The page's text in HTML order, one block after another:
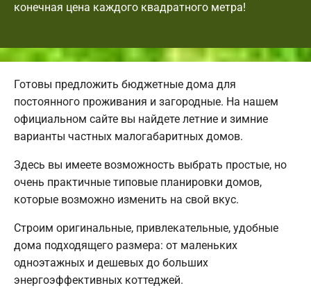
конечная цена каждого квадратного метра!
Готовы предложить бюджетные дома для
постоянного проживания и загородные. На нашем
официальном сайте вы найдете летние и зимние
варианты частных малогабаритных домов.
Здесь вы имеете возможность выбрать простые, но
очень практичные типовые планировки домов,
которые возможно изменить на свой вкус.
Строим оригинальные, привлекательные, удобные
дома подходящего размера: от маленьких
одноэтажных и дешевых до больших
энергоэффективных коттеджей.